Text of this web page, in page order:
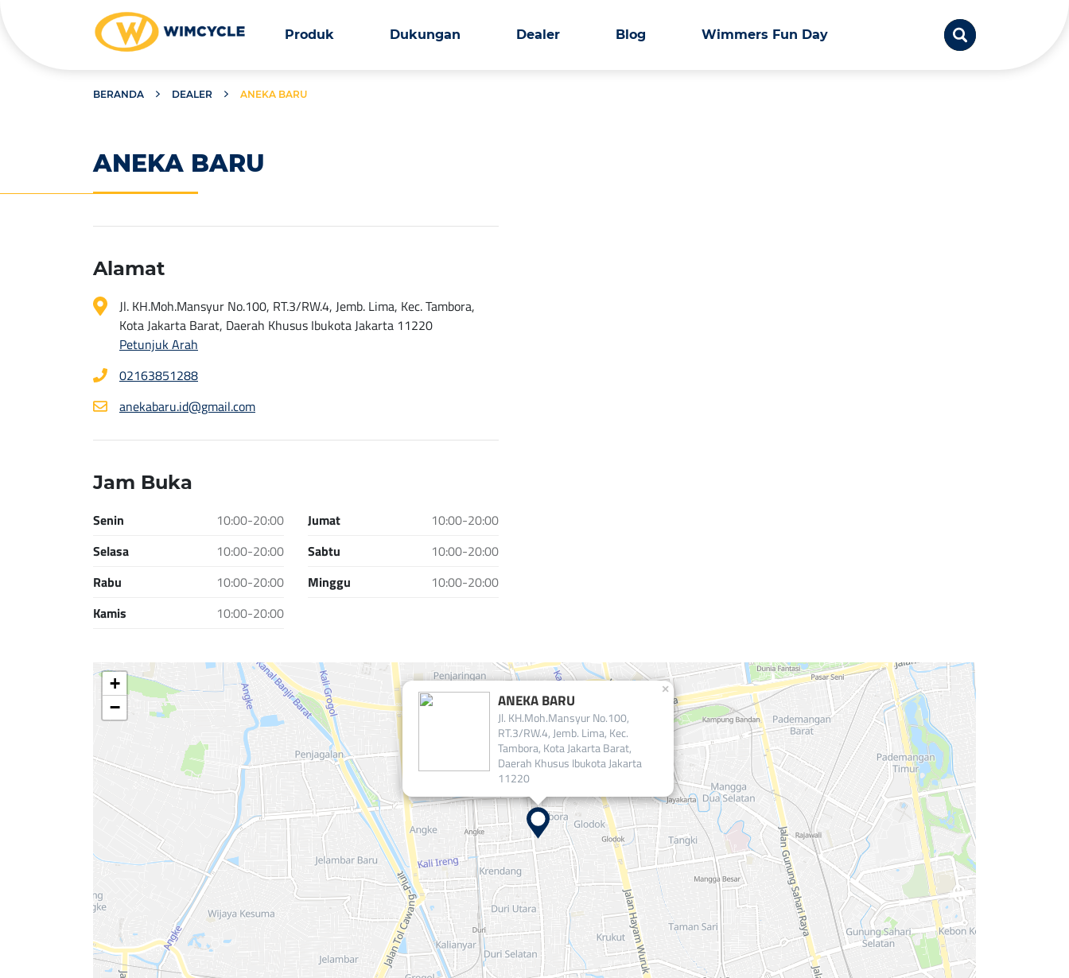
Produk Dukungan Dealer Blog Wimmers Fun Day
BERANDA DEALER ANEKA BARU
ANEKA BARU
Alamat
Jl. KH.Moh.Mansyur No.100, RT.3/RW.4, Jemb. Lima, Kec. Tambora,
Kota Jakarta Barat, Daerah Khusus Ibukota Jakarta 11220
Petunjuk Arah
02163851288
anekabaru.id@gmail.com
Jam Buka
Senin
10:00-20:00
Selasa
10:00-20:00
Rabu
10:00-20:00
Kamis
10:00-20:00
Jumat
10:00-20:00
Sabtu
10:00-20:00
Minggu
10:00-20:00
ANEKA BARU
Jl. KH.Moh.Mansyur No.100,
RT.3/RW.4, Jemb. Lima, Kec.
Tambora, Kota Jakarta Barat,
Daerah Khusus Ibukota Jakarta
11220
×
+
−